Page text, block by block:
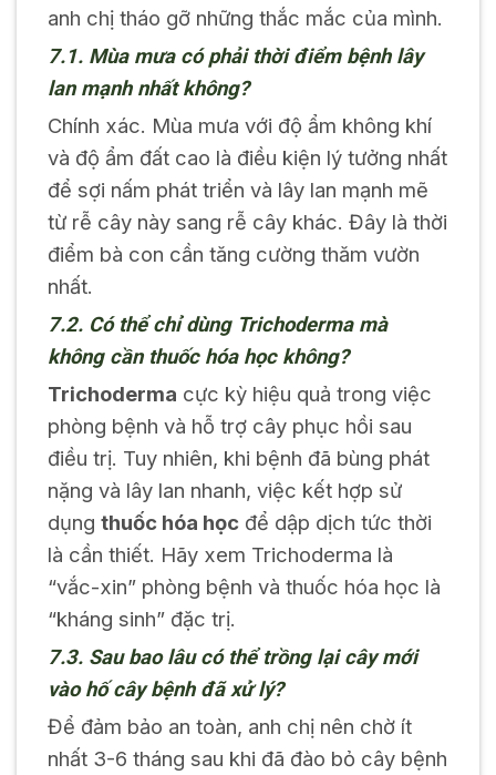
anh chị tháo gỡ những thắc mắc của mình.
7.1. Mùa mưa có phải thời điểm bệnh lây
lan mạnh nhất không?
Chính xác. Mùa mưa với độ ẩm không khí
và độ ẩm đất cao là điều kiện lý tưởng nhất
để sợi nấm phát triển và lây lan mạnh mẽ
từ rễ cây này sang rễ cây khác. Đây là thời
điểm bà con cần tăng cường thăm vườn
nhất.
7.2. Có thể chỉ dùng Trichoderma mà
không cần thuốc hóa học không?
Trichoderma cực kỳ hiệu quả trong việc
phòng bệnh và hỗ trợ cây phục hồi sau
điều trị. Tuy nhiên, khi bệnh đã bùng phát
nặng và lây lan nhanh, việc kết hợp sử
dụng thuốc hóa học để dập dịch tức thời
là cần thiết. Hãy xem Trichoderma là
“vắc-xin” phòng bệnh và thuốc hóa học là
“kháng sinh” đặc trị.
7.3. Sau bao lâu có thể trồng lại cây mới
vào hố cây bệnh đã xử lý?
Để đảm bảo an toàn, anh chị nên chờ ít
nhất 3-6 tháng sau khi đã đào bỏ cây bệnh